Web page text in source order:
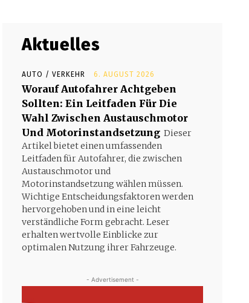
Aktuelles
AUTO / VERKEHR 6. AUGUST 2026
Worauf Autofahrer Achtgeben
Sollten: Ein Leitfaden Für Die
Wahl Zwischen Austauschmotor
Und Motorinstandsetzung Dieser
Artikel bietet einen umfassenden
Leitfaden für Autofahrer, die zwischen
Austauschmotor und
Motorinstandsetzung wählen müssen.
Wichtige Entscheidungsfaktoren werden
hervorgehoben und in eine leicht
verständliche Form gebracht. Leser
erhalten wertvolle Einblicke zur
optimalen Nutzung ihrer Fahrzeuge.
- Advertisement -